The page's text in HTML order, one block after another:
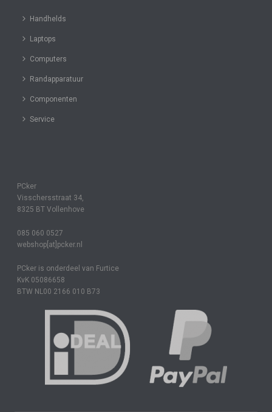
Handhelds
Laptops
Computers
Randapparatuur
Componenten
Service
PCker
Visschersstraat 34,
8325 BT Vollenhove
085 060 0527
webshop[at]pcker.nl
PCker is onderdeel van Furtice
KvK 05086658
BTW NL00 2166 010 B73